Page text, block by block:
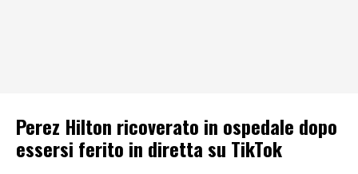
Perez Hilton ricoverato in ospedale dopo
essersi ferito in diretta su TikTok